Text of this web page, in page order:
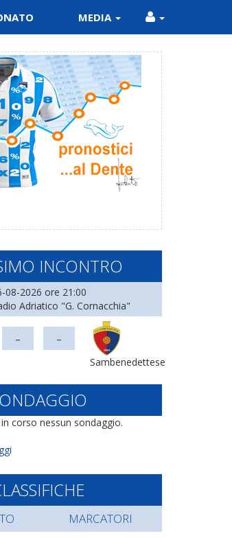
MEDIA
INCONTRO
08-2026 ore 21:00
Adriatico "G. Cornacchia"
- -
Sambenedettese
corso nessun sondaggio.
MARCATORI